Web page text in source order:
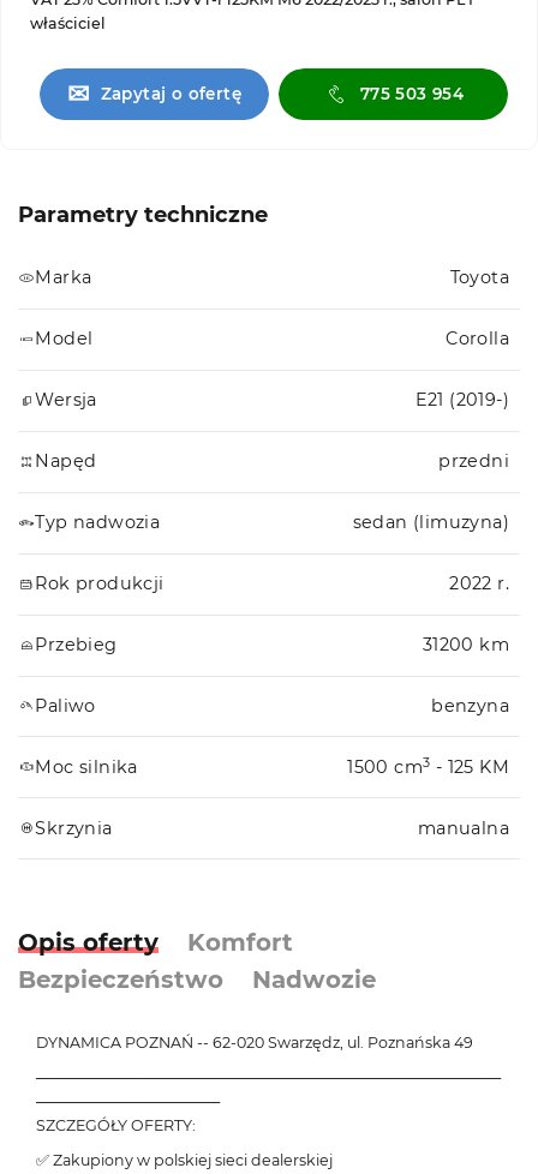
właściciel
✉ Zapytaj o ofertę 775 503 954
Parametry techniczne
Marka Toyota
Model Corolla
Wersja E21 (2019-)
Napęd przedni
Typ nadwozia sedan (limuzyna)
Rok produkcji 2022 r.
Przebieg 31200 km
Paliwo benzyna
Moc silnika 1500 cm3 - 125 KM
Skrzynia manualna
Opis oferty
Komfort
Bezpieczeństwo
Nadwozie
DYNAMICA POZNAŃ -- 62-020 Swarzędz, ul. Poznańska 49
───────────────────────────────────────────
─────────────────
SZCZEGÓŁY OFERTY:
✅ Zakupiony w polskiej sieci dealerskiej